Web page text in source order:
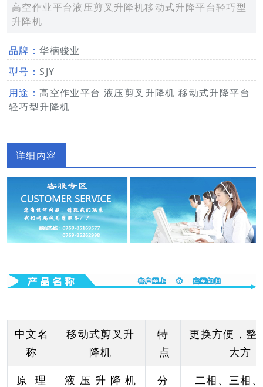
高空作业平台液压剪叉升降机移动式升降平台轻巧型
升降机
品牌：华楠骏业
型号：SJY
用途：高空作业平台 液压剪叉升降机 移动式升降平台
轻巧型升降机
详细内容
中文名
称
移动式剪叉升
降机
特
点
更换方便，整
大方
原 理 液 压 升 降 机
分
二相、三相